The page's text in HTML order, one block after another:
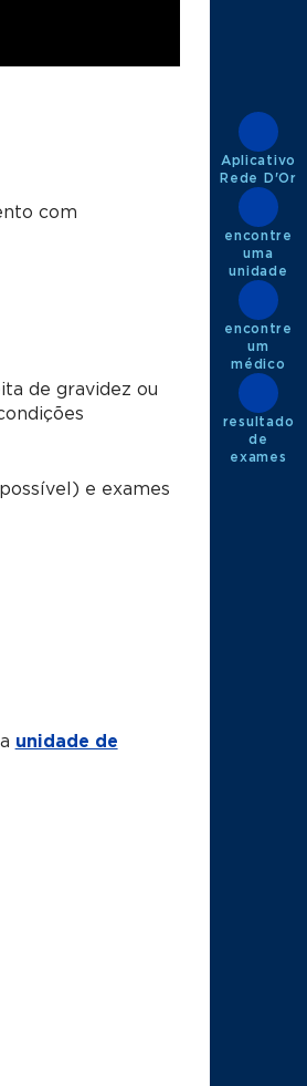
com
de gravidez ou
e exames
unidade de
Aplicativo
Rede D'Or
encontre
uma
unidade
encontre
um
médico
resultado
de
exames